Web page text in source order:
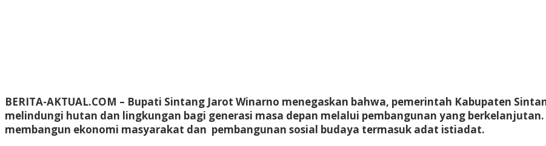
BERITA-AKTUAL.COM – Bupati Sintang Jarot Winarno menegaskan bahwa, pemerintah Kabupaten
melindungi hutan dan lingkungan bagi generasi masa depan melalui pembangunan yang
membangun ekonomi masyarakat dan pembangunan sosial budaya termasuk adat istiadat.